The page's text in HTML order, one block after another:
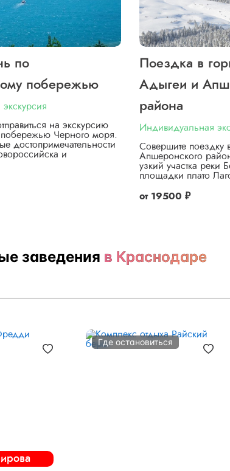
по
побережью
на экскурсию
Черного моря.
достопримечательности
и
Поездка в
Адыгеи и
района
Индивидуальная
Совершите поездку
Апшеронского
узкий участка реки
площадки плато
от 19500 ₽
заведения в Краснодаре
Где остановиться